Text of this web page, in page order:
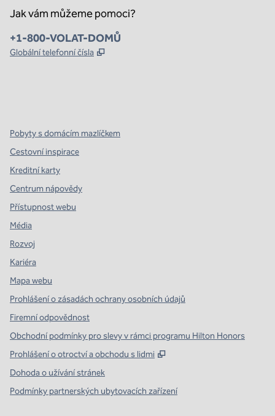
Jak vám můžeme pomoci?
Telefon:
+1-800-VOLAT-DOMŮ
Globální telefonní čísla ,
Pobyty s domácím mazlíčkem
Cestovní inspirace
Kreditní karty
Centrum nápovědy
Přístupnost webu
Média
Rozvoj
Kariéra
Mapa webu
Prohlášení o zásadách ochrany osobních údajů
Firemní odpovědnost
Obchodní podmínky pro slevy v rámci programu Hilton Honors
Prohlášení o otroctví a obchodu s lidmi
,
Dohoda o užívání stránek
Podmínky partnerských ubytovacích zařízení